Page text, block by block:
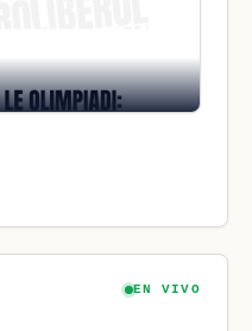
EN VIVO